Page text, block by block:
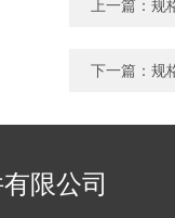
上一篇： 规
下一篇： 规
限公司